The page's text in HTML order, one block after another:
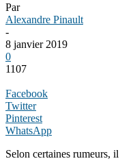
Par
Alexandre Pinault
-
8 janvier 2019
0
1107
Facebook
Twitter
Pinterest
WhatsApp
Selon certaines rumeurs,